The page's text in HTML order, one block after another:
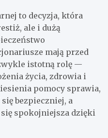
to decyzja, która
ale i dużą
mają przed
istotną rolę —
życia, zdrowia i
pomocy sprawia,
się bezpieczniej, a
spokojniejsza dzięki